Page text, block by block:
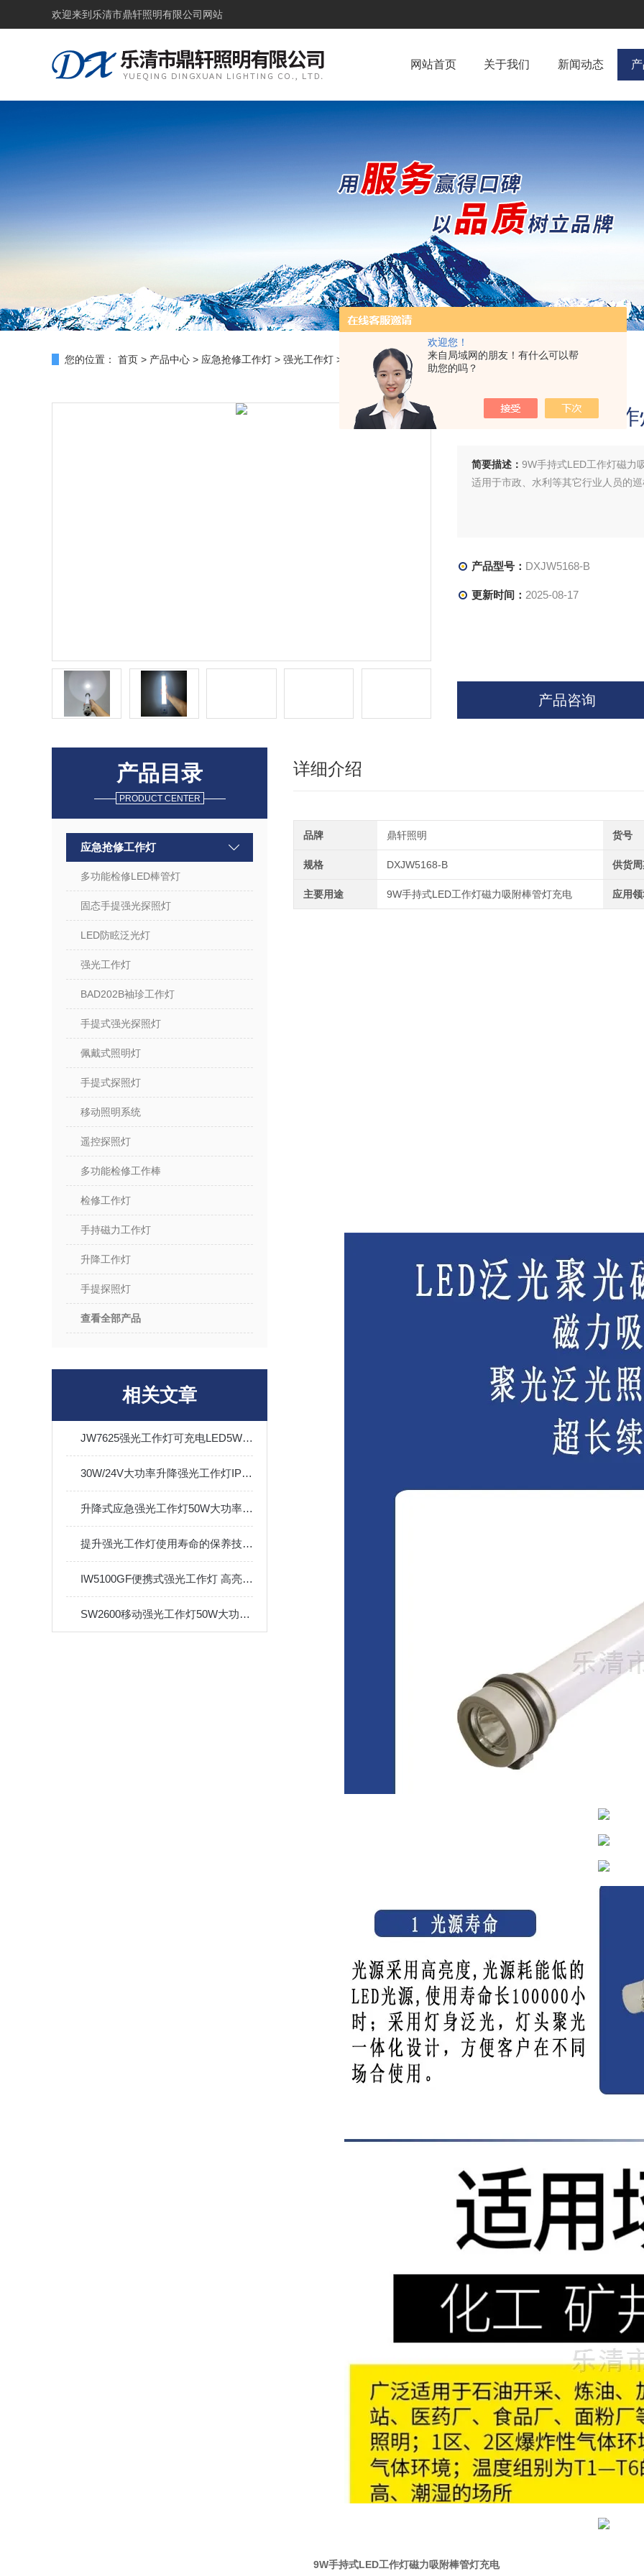
欢迎您！
来自局域网的朋友！有什么可以帮
助您的吗？
欢迎来到 乐清市鼎轩照明有限公司网站
网站首页 关于我们 新闻动态
您的位置： 首页 > 产品中心 > 应急抢修工作灯 > 强光工作灯 > DXJW5168-B9W手持式LED工作灯磁力吸附棒管灯充电
9W手持式LED工
简要描述： 9W手持式LED工作灯磁力
适用于市政、水利等其它行业人员的
产品型号： DXJW5168-B
更新时间： 2025-08-17
产品咨询
产品目录
PRODUCT CENTER
应急抢修工作灯
多功能检修LED棒管灯
固态手提强光探照灯
LED防眩泛光灯
强光工作灯
BAD202B袖珍工作灯
手提式强光探照灯
佩戴式照明灯
手提式探照灯
移动照明系统
遥控探照灯
多功能检修工作棒
检修工作灯
手持磁力工作灯
升降工作灯
手提探照灯
查看全部产品
相关文章
JW7625强光工作灯可充电LED5W防水便携应急手电筒Type-c接口
30W/24V大功率升降强光工作灯IP65防汛聚光搜索灯可充电
升降式应急强光工作灯50W大功率电量显示可充电IP66
提升强光工作灯使用寿命的保养技巧与方法
IW5100GF便携式强光工作灯 高亮度防腐防尘防水手提灯
SW2600移动强光工作灯50W大功率应急抢修灯红蓝信号
详细介绍
品牌 鼎轩照明 货号
规格 DXJW5168-B 供货
主要用途 9W手持式LED工作灯磁力吸附棒管灯充电 应用
9W手持式LED工作灯磁力吸附棒管灯充电